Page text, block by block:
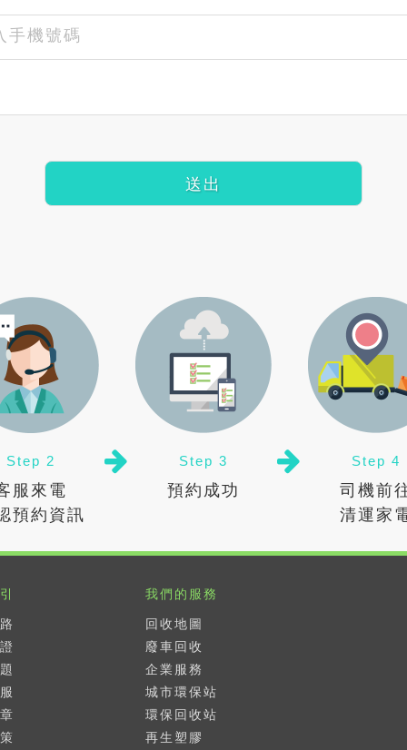
手機號碼
送出
Step 2
服來電
預約資訊
Step 3
預約成功
Step 4
司機前
清運家
我們的服務
回收地圖
廢車回收
企業服務
城市環保站
環保回收站
再生塑膠